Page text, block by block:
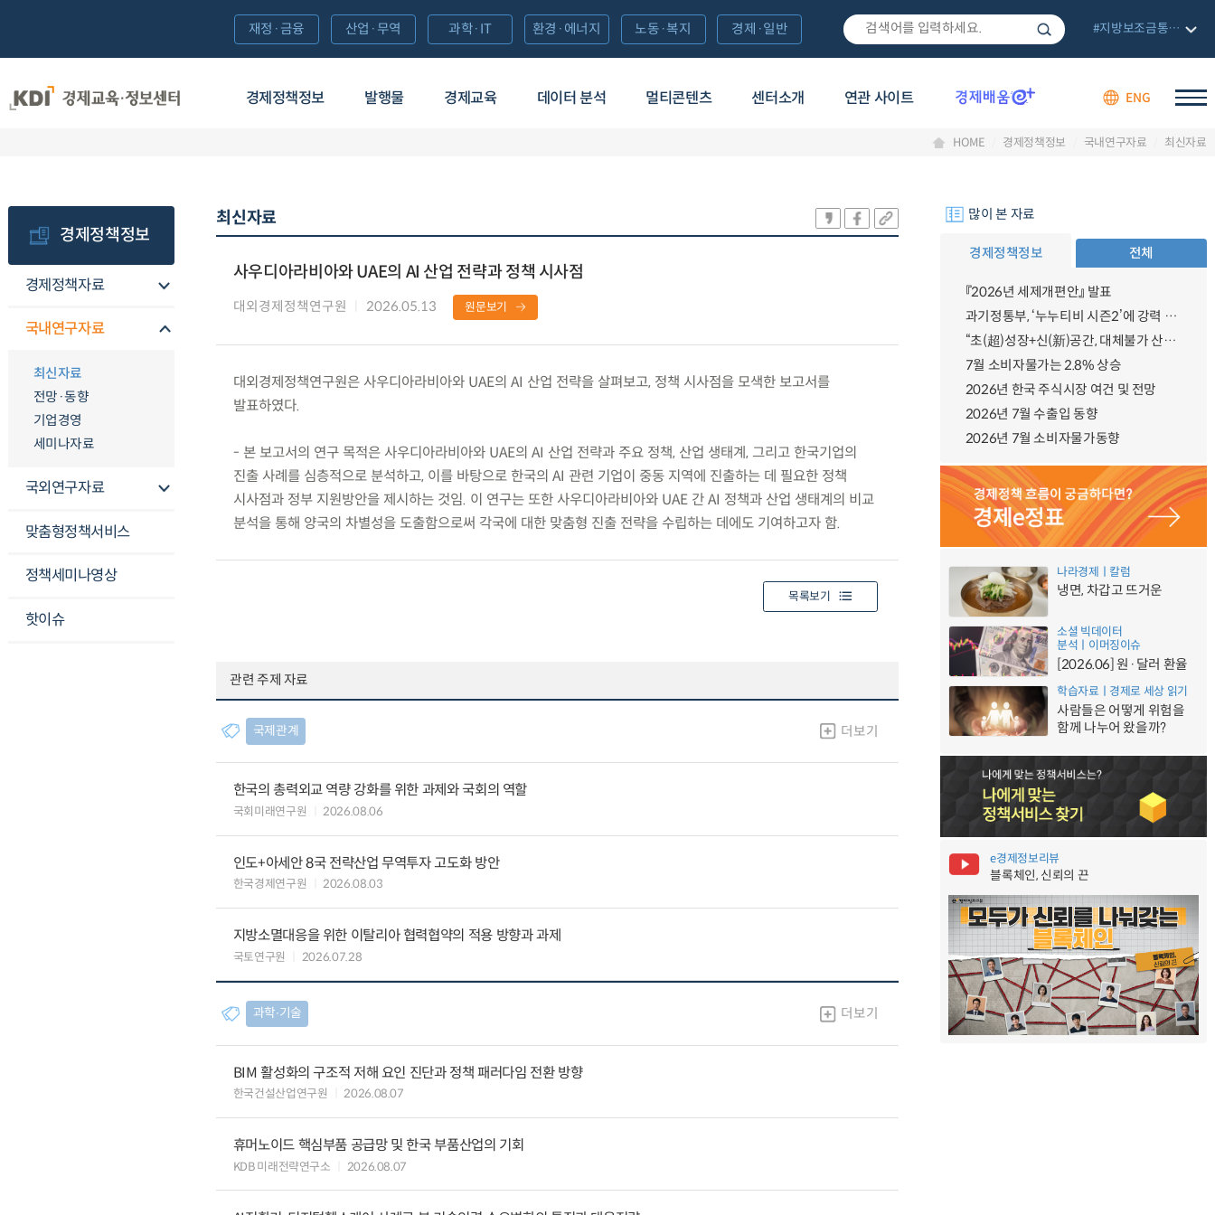
경제정책정보 발행물 경제교육 데이터 분석 멀티콘텐츠 센터소개 연관 사이트 ENG
재정·금융 산업·무역 과학·IT 환경·에너지 노동·복지 경제·일반 #지방보조금통합관리망
HOME 경제정책정보 국내연구자료 최신자료
경제정책정보
경제정책자료
국내연구자료
최신자료
전망·동향
기업경영
세미나자료
국외연구자료
맞춤형정책서비스
정책세미나영상
핫이슈
최신자료
사우디아라비아와 UAE의 AI 산업 전략과 정책 시사점
대외경제정책연구원 2026.05.13 원문보기
대외경제정책연구원은 사우디아라비아와 UAE의 AI 산업 전략을 살펴보고, 정책 시사점을 모색한 보고서를
발표하였다.
- 본 보고서의 연구 목적은 사우디아라비아와 UAE의 AI 산업 전략과 주요 정책, 산업 생태계, 그리고 한국기업의
진출 사례를 심층적으로 분석하고, 이를 바탕으로 한국의 AI 관련 기업이 중동 지역에 진출하는 데 필요한 정책
시사점과 정부 지원방안을 제시하는 것임. 이 연구는 또한 사우디아라비아와 UAE 간 AI 정책과 산업 생태계의 비교
분석을 통해 양국의 차별성을 도출함으로써 각국에 대한 맞춤형 진출 전략을 수립하는 데에도 기여하고자 함.
목록보기
관련 주제 자료
국제관계 더보기
한국의 총력외교 역량 강화를 위한 과제와 국회의 역할
국회미래연구원 2026.08.06
인도+아세안 8국 전략산업 무역투자 고도화 방안
한국경제연구원 2026.08.03
지방소멸대응을 위한 이탈리아 협력협약의 적용 방향과 과제
국토연구원 2026.07.28
과학∙기술 더보기
BIM 활성화의 구조적 저해 요인 진단과 정책 패러다임 전환 방향
한국건설산업연구원 2026.08.07
휴머노이드 핵심부품 공급망 및 한국 부품산업의 기회
KDB 미래전략연구소 2026.08.07
많이 본 자료
경제정책정보 전체
『2026년 세제개편안』 발표
과기정통부, ‘누누티비 시즌2’에 강력 대응 의지 밝혀
“초(超)성장+신(新)공간, 대체불가 산업강국”
7월 소비자물가는 2.8% 상승
2026년 한국 주식시장 여건 및 전망
2026년 7월 수출입 동향
2026년 7월 소비자물가동향
나라경제ㅣ칼럼
냉면, 차갑고 뜨거운
소셜 빅데이터
분석ㅣ이머징이슈
[2026.06] 원·달러 환율
학습자료ㅣ경제로 세상 읽기
사람들은 어떻게 위험을
함께 나누어 왔을까?
e경제정보리뷰
블록체인, 신뢰의 끈